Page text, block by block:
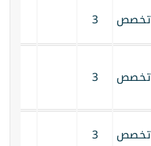
تخصص 3
تخصص 3
تخصص
3